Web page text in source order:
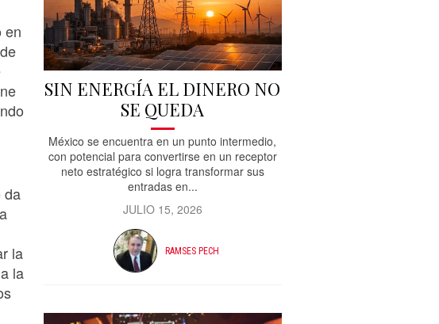
en
da
la
la
SIN ENERGÍA EL DINERO NO
SE QUEDA
México se encuentra en un punto intermedio,
con potencial para convertirse en un receptor
neto estratégico si logra transformar sus
entradas en...
JULIO 15, 2026
RAMSES PECH